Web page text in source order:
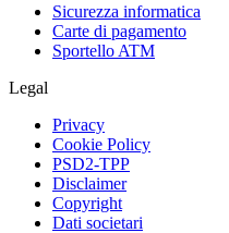
Sicurezza informatica
Carte di pagamento
Sportello ATM
Legal
Privacy
Cookie Policy
PSD2-TPP
Disclaimer
Copyright
Dati societari